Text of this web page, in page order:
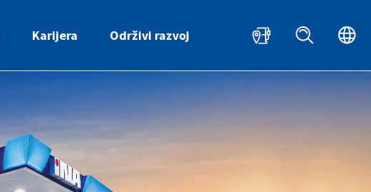
Karijera Održivi razvoj HR EN